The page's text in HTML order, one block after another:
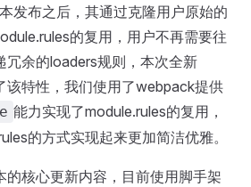
发布之后，其通过克隆用户原始的
的复用，用户不再需要往
冗余的loaders规则，本次全新
该特性，我们使用了webpack提供
能力实现了module.rules的复用，
的方式实现起来更加简洁优雅。
核心更新内容，目前使用脚手架